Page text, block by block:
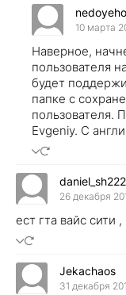
10 марта
Наверное,
пользователя
будет
папке с
пользователя.
Evgeniy. С
26 декабря
ест гта вайс сити ,
Jekachaos
31 декабря